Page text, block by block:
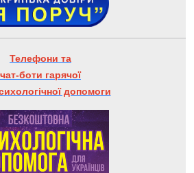
Телефони та
чат-боти гарячої
допомоги